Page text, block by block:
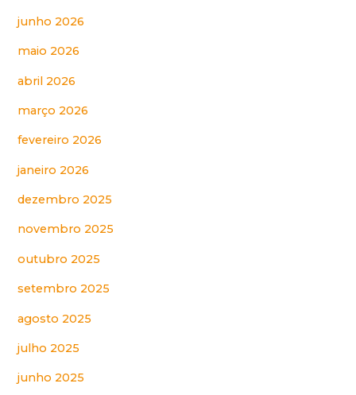
junho 2026
maio 2026
abril 2026
março 2026
fevereiro 2026
janeiro 2026
dezembro 2025
novembro 2025
outubro 2025
setembro 2025
agosto 2025
julho 2025
junho 2025